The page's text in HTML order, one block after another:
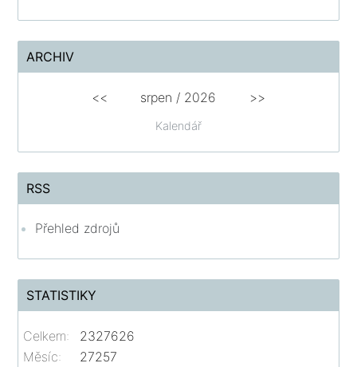
ARCHIV
Kalendář
<< srpen / 2026 >>
RSS
Přehled zdrojů
STATISTIKY
Celkem:
2327626
Měsíc:
27257